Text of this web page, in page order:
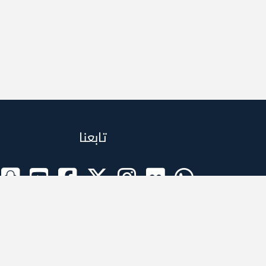
تابعنا